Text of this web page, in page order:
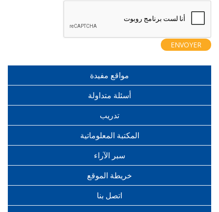
مواقع مفيدة
أسئلة متداولة
تدريب
المكتبة المعلوماتية
سبر الآراء
خريطة الموقع
اتصل بنا